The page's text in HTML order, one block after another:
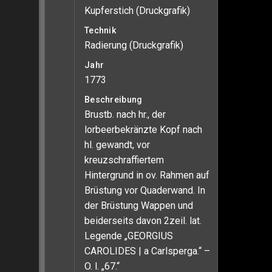
Kupferstich (Druckgrafik)
Technik
Radierung (Druckgrafik)
Jahr
1773
Beschreibung
Brustb. nach hr., der
lorbeerbekränzte Kopf nach
hl. gewandt, vor
kreuzschraffiertem
Hintergrund in ov. Rahmen auf
Brüstung vor Quaderwand. In
der Brüstung Wappen und
beiderseits davon 2zeil. lat.
Legende „GEORGIUS
CAROLIDES | a Carlsperga.“ –
O. l. „67.“